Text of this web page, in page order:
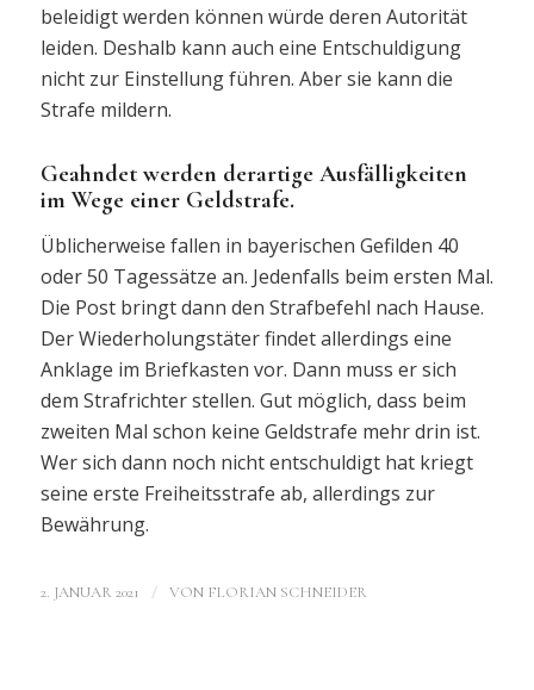
beleidigt werden können würde deren Autorität
leiden. Deshalb kann auch eine Entschuldigung
nicht zur Einstellung führen. Aber sie kann die
Strafe mildern.
Geahndet werden derartige Ausfälligkeiten
im Wege einer Geldstrafe.
Üblicherweise fallen in bayerischen Gefilden 40
oder 50 Tagessätze an. Jedenfalls beim ersten Mal.
Die Post bringt dann den Strafbefehl nach Hause.
Der Wiederholungstäter findet allerdings eine
Anklage im Briefkasten vor. Dann muss er sich
dem Strafrichter stellen. Gut möglich, dass beim
zweiten Mal schon keine Geldstrafe mehr drin ist.
Wer sich dann noch nicht entschuldigt hat kriegt
seine erste Freiheitsstrafe ab, allerdings zur
Bewährung.
2. JANUAR 2021 / VON FLORIAN SCHNEIDER